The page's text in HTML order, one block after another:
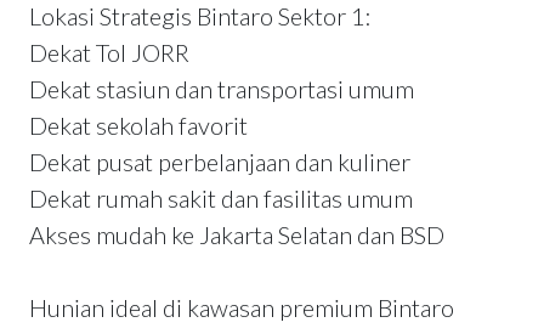
Lokasi Strategis Bintaro Sektor 1:
Dekat Tol JORR
Dekat stasiun dan transportasi umum
Dekat sekolah favorit
Dekat pusat perbelanjaan dan kuliner
Dekat rumah sakit dan fasilitas umum
Akses mudah ke Jakarta Selatan dan BSD
Hunian ideal di kawasan premium Bintaro